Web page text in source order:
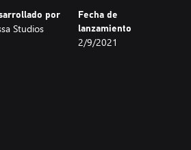
que una entidad física, al igual que tus
que intenta sabotear tu carrera
laberínticos, rompecabezas
a discotecas, pasando por pistas de
cirujanos han creado escenarios
los que realizar intervenciones
de partidas disponibles! Entra y que
por
Studios
Fecha de
lanzamiento
2/9/2021